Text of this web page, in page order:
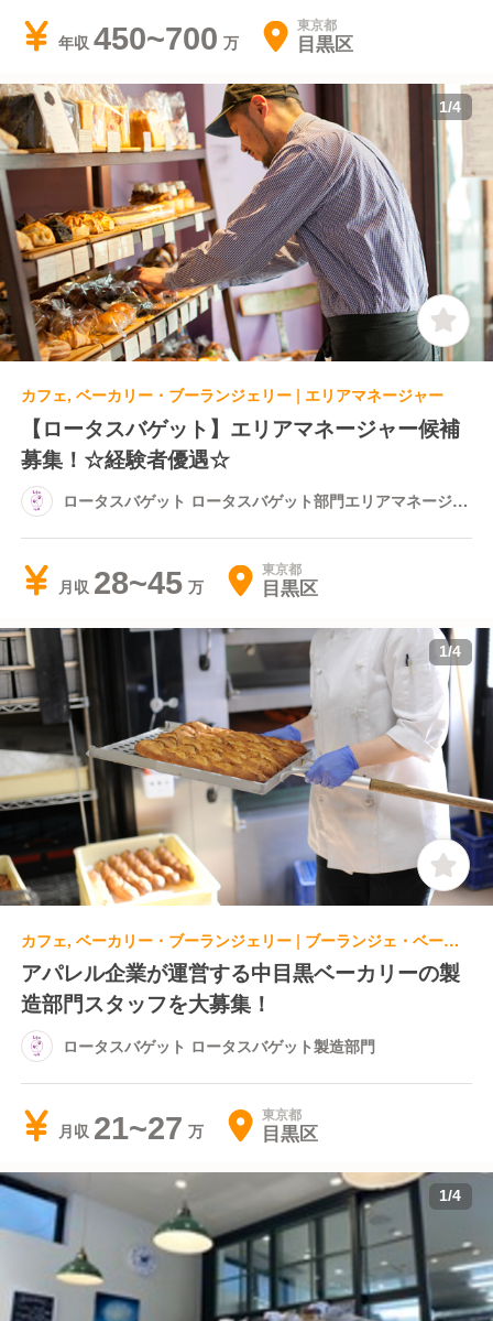
年収 450~700 東京都
目黒区
1/4
カフェ, ベーカリー・ブーランジェリー | エリアマネージャー
【ロータスバゲット】エリアマネージャー候補
募集！☆経験者優遇☆
ロータスバゲット ロータスバゲット部門エリアマネージャ
月収 28~45 東京都
目黒区
1/4
カフェ, ベーカリー・ブーランジェリー | ブーランジェ・ベーカー
アパレル企業が運営する中目黒ベーカリーの製
造部門スタッフを大募集！
ロータスバゲット ロータスバゲット製造部門
月収 21~27 東京都
目黒区
1/4